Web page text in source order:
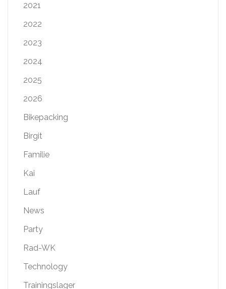
2021
2022
2023
2024
2025
2026
Bikepacking
Birgit
Familie
Kai
Lauf
News
Party
Rad-WK
Technology
Trainingslager